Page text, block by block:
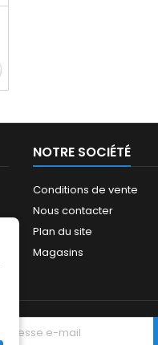
NOTRE SOCIÉTÉ
Conditions de vente
Nous contacter
Plan du site
Magasins